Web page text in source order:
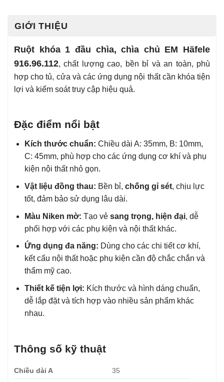
GIỚI THIỆU
Ruột khóa 1 đầu chìa, chìa chủ EM Häfele
916.96.112, chất lượng cao, bền bỉ và an toàn, phù
hợp cho tủ, cửa và các ứng dụng nội thất cần khóa tiện
lợi và kiểm soát truy cập hiệu quả.
Đặc điểm nổi bật
Kích thước chuẩn: Chiều dài A: 35mm, B: 10mm,
C: 45mm, phù hợp cho các ứng dụng cơ khí và phụ
kiện nội thất nhỏ gọn.
Vật liệu đồng thau: Bền bỉ, chống gỉ sét, chịu lực
tốt, đảm bảo sử dụng lâu dài.
Màu Niken mờ: Tạo vẻ sang trọng, hiện đại, dễ
phối hợp với các phụ kiện và nội thất khác.
Ứng dụng đa năng: Dùng cho các chi tiết cơ khí,
kết cấu nội thất hoặc phụ kiện cần độ chắc chắn và
thẩm mỹ cao.
Thiết kế tiện lợi: Kích thước và hình dáng chuẩn,
dễ lắp đặt và tích hợp vào nhiều sản phẩm khác
nhau.
Thông số kỹ thuật
Chiều dài A 35